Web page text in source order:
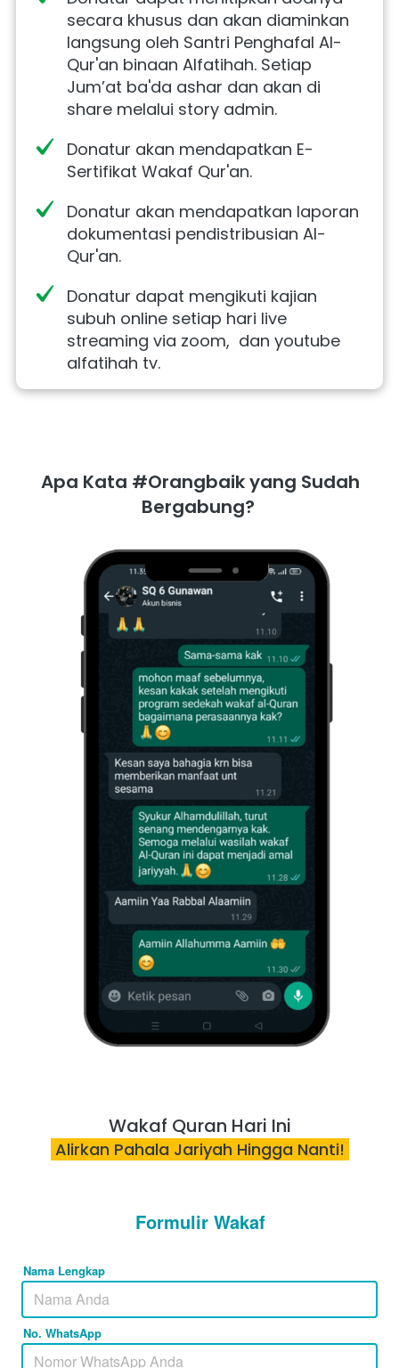
secara khusus dan akan diaminkan
langsung oleh Santri Penghafal Al-
Qur'an binaan Alfatihah. Setiap
Jum’at ba'da ashar dan akan di
share melalui story admin.
Donatur akan mendapatkan E-
Sertifikat Wakaf Qur'an.
Donatur akan mendapatkan laporan
dokumentasi pendistribusian Al-
Qur'an.
Donatur dapat mengikuti kajian
subuh online setiap hari live
streaming via zoom,  dan youtube
alfatihah tv.
Apa Kata #Orangbaik yang Sudah
Bergabung?
Wakaf Quran Hari Ini
Alirkan Pahala Jariyah Hingga Nanti!
Formulir Wakaf
Nama Lengkap
No. WhatsApp